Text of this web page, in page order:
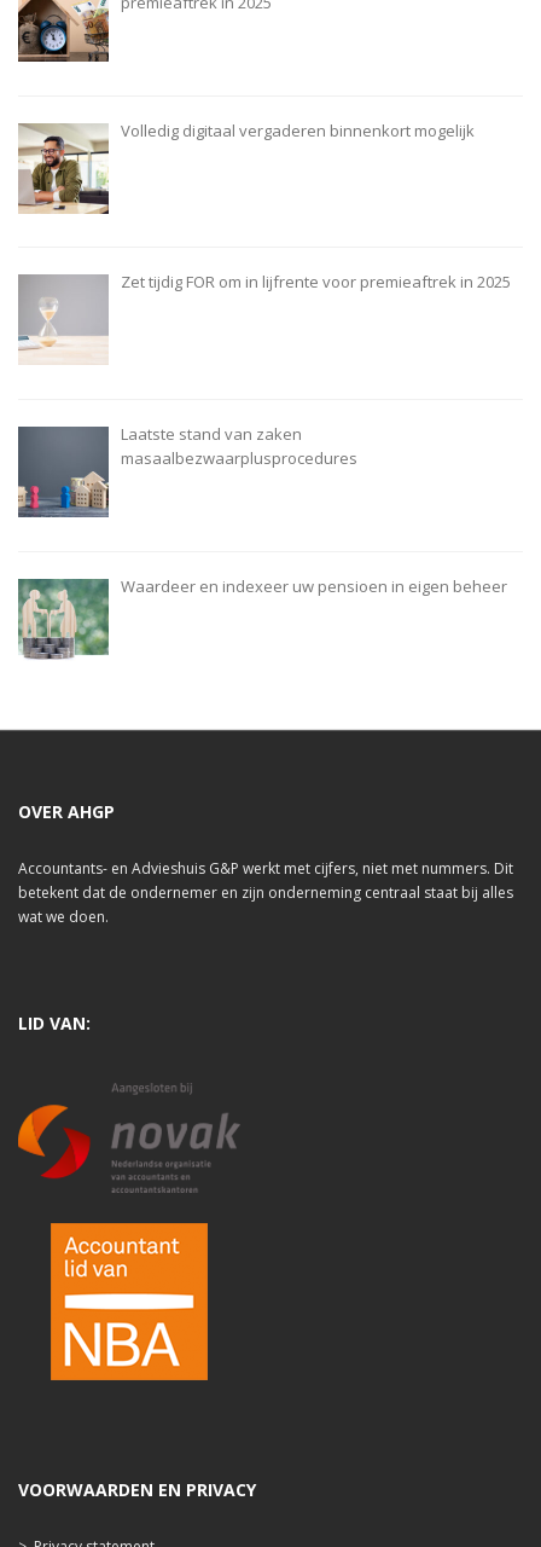
Volledig digitaal vergaderen binnenkort mogelijk
Zet tijdig FOR om in lijfrente voor premieaftrek in 2025
Laatste stand van zaken
masaalbezwaarplusprocedures
Waardeer en indexeer uw pensioen in eigen beheer
OVER AHGP
Accountants- en Advieshuis G&P werkt met cijfers, niet met nummers. Dit
betekent dat de ondernemer en zijn onderneming centraal staat bij alles
wat we doen.
LID VAN:
VOORWAARDEN EN PRIVACY